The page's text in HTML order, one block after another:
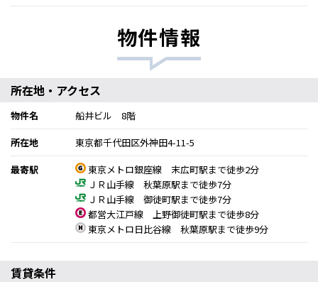
物件情報
所在地・アクセス
物件名
船井ビル 8階
所在地
東京都千代田区外神田4-11-5
最寄駅
東京メトロ銀座線 末広町駅まで徒歩2分
ＪＲ山手線 秋葉原駅まで徒歩7分
ＪＲ山手線 御徒町駅まで徒歩7分
都営大江戸線 上野御徒町駅まで徒歩8分
東京メトロ日比谷線 秋葉原駅まで徒歩9分
賃貸条件